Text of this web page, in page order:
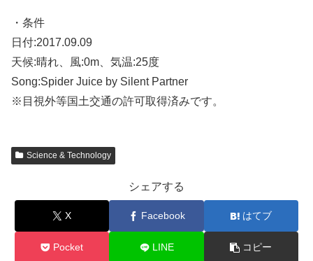
・条件
日付:2017.09.09
天候:晴れ、風:0m、気温:25度
Song:Spider Juice by Silent Partner
※目視外等国土交通の許可取得済みです。
Science & Technology
シェアする
X Facebook はてブ
Pocket LINE コピー